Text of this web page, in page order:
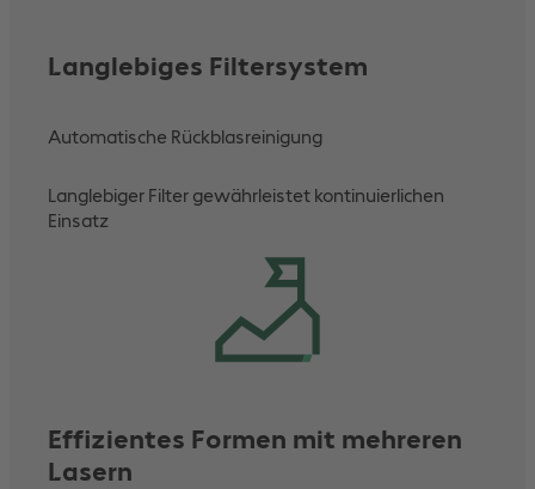
Langlebiges Filtersystem
Automatische Rückblasreinigung
Langlebiger Filter gewährleistet kontinuierlichen
Einsatz
Effizientes Formen mit mehreren
Lasern